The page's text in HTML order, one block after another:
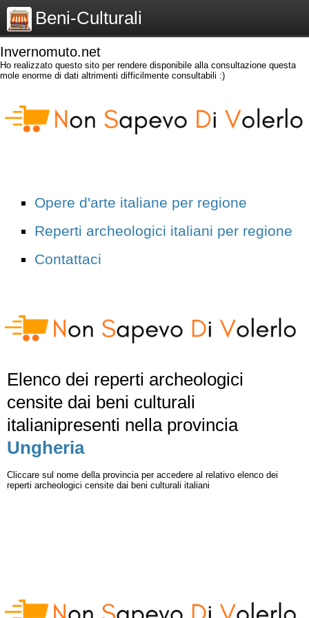
Beni-Culturali
Invernomuto.net
Ho realizzato questo sito per rendere disponibile alla consultazione questa
mole enorme di dati altrimenti difficilmente consultabili :)
Opere d'arte italiane per regione
Reperti archeologici italiani per regione
Contattaci
Elenco dei reperti archeologici
censite dai beni culturali
italianipresenti nella provincia
Ungheria
Cliccare sul nome della provincia per accedere al relativo elenco dei
reperti archeologici censite dai beni culturali italiani